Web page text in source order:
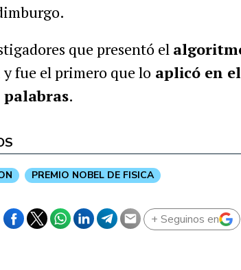
que presentó el
y fue el primero que lo aplicó en
.
PREMIO NOBEL DE FISICA
+ Seguinos en